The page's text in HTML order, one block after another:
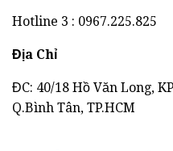
Hotline 3 : 0967.225.825
Địa Chỉ
ĐC: 40/18 Hồ Văn Long,
Q.Bình Tân, TP.HCM